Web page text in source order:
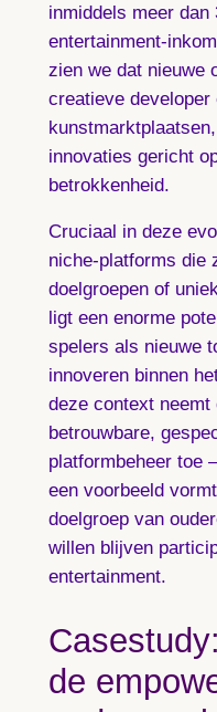
inmiddels meer dan
entertainment-
zien we dat nieuwe
creatieve
innovaties gericht
betrokkenheid.
Cruciaal in deze
niche-platforms die
doelgroepen of
ligt een enorme
spelers als nieuwe
innoveren binnen
deze context neemt
betrouwbare,
platformbeheer toe
een voorbeeld
doelgroep van
willen blijven
entertainment.
de